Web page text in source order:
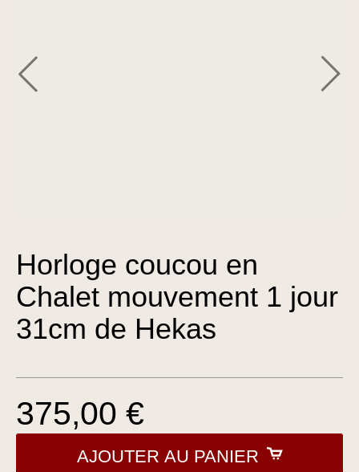
Horloge coucou en
Chalet mouvement 1 jour
31cm de Hekas
375,00 €
AJOUTER AU PANIER